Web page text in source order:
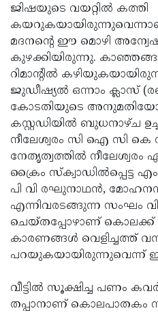
ജിഷയുടെ വയറ്റില്‍ കത്തി
മദനന്റെ ഈ മൊഴി
കുഴക്കിയിരുന്നു.
റിമാന്റില്‍
ജുഡീഷ്യല്‍ ഒന്നാം ക്ലാസ്
കോടതിയുടെ
കസ്റ്റഡിയില്‍ ബുധനാഴ്ച
നീലേശ്വരം സി ഐ സി കെ
നേതൃത്വത്തില്‍
ക്രൈം സ്‌ക്വാഡില്‍പ്പെട്ട
പി വി രഘുനാഥന്‍,
എന്നിവരടങ്ങുന്ന സംഘം
ചെയ്തപ്പോഴാണ് കൊലക്ക്
കാരണങ്ങള്‍ വെളിച്ചത്ത്
പറയുകയായിരുന്നുവെന്ന്
വീട്ടില്‍ സൂക്ഷിച്ച പണം
തപ്പാനാണ് കൊലപാതകം